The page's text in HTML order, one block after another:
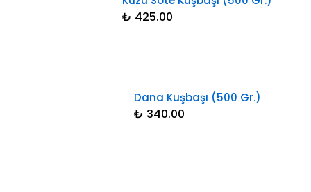
₺ 425.00
Dana Kuşbaşı (500 Gr.)
₺ 340.00